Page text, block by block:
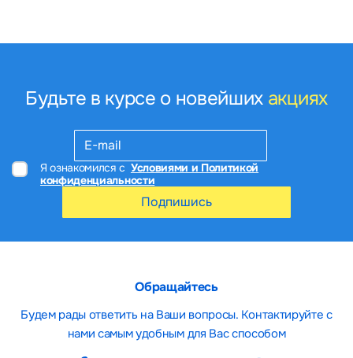
Будьте в курсе о новейших акциях
Я ознакомился с Условиями и Политикой
конфиденциальности
Подпишись
Обращайтесь
Будем рады ответить на Ваши вопросы. Контактируйте с
нами самым удобным для Вас способом